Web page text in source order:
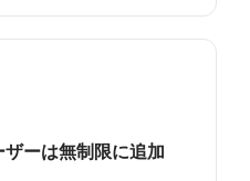
ーは無制限に追加